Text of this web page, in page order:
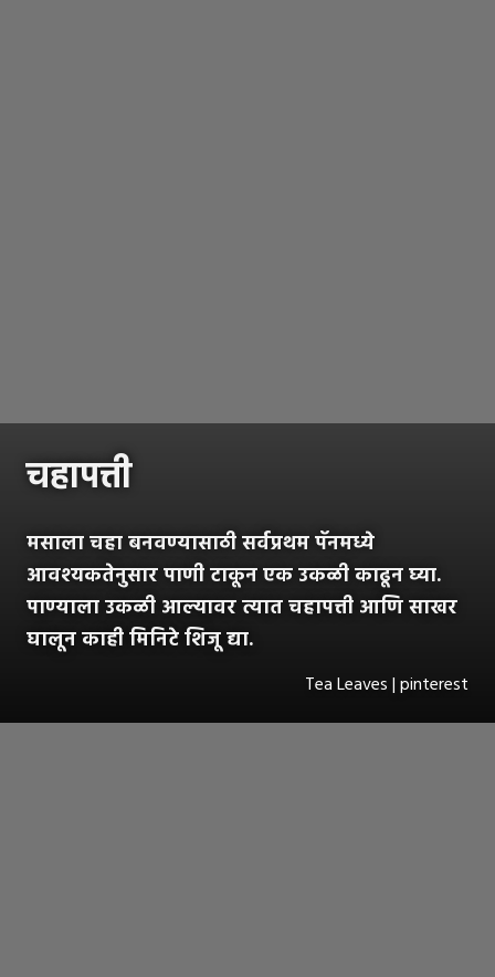
चहापत्ती
मसाला चहा बनवण्यासाठी सर्वप्रथम पॅनमध्ये
आवश्यकतेनुसार पाणी टाकून एक उकळी काढून घ्या.
पाण्याला उकळी आल्यावर त्यात चहापत्ती आणि साखर
घालून काही मिनिटे शिजू द्या.
Tea Leaves | pinterest